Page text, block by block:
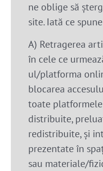
ne oblige să
site. Iată ce
A) Retragerea
în cele ce
ul/platforma
blocarea
toate
distribuite,
redistribuite, și
prezentate în
sau materiale/